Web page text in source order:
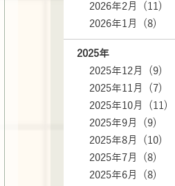
2026年2月 (11)
2026年1月 (8)
2025年
2025年12月 (9)
2025年11月 (7)
2025年10月 (11)
2025年9月 (9)
2025年8月 (10)
2025年7月 (8)
2025年6月 (8)